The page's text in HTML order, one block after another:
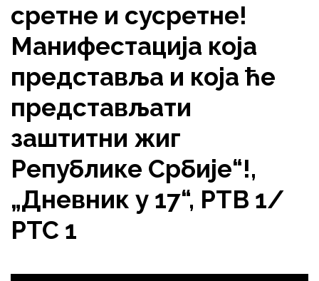
сретне и сусретне!
Манифестација која
представља и која ће
представљати
заштитни жиг
Републике Србије“!,
„Дневник у 17“, РТВ 1/
РТС 1